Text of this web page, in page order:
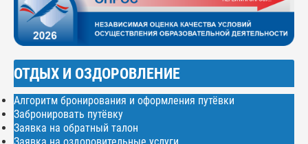
ОТДЫХ И ОЗДОРОВЛЕНИЕ
Алгоритм бронирования и оформления путёвки
Забронировать путёвку
Заявка на обратный талон